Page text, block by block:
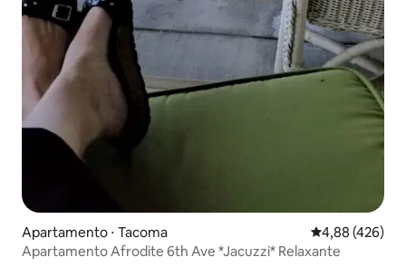
Apartamento ⋅ Tacoma 4,88 de uma
4,88 (426)
Apartamento Afrodite 6th Ave *Jacuzzi* Relaxante